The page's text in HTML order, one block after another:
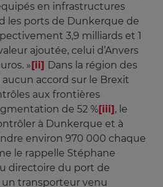
en infrastructures
les ports de Dunkerque de
3,9 milliards et 1
ajoutée, celui d’Anvers
»[ii] Dans la région des
aucun accord sur le Brexit
aux frontières
de 52 %[iii], le
à Dunkerque et à
environ 970 000 chaque
le rappelle Stéphane
directoire du port de
un transporteur venu